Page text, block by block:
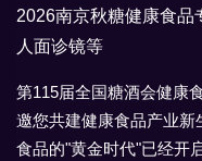
2026南京秋糖健康食品
人面诊镜等
第115届全国糖酒会健康
邀您共建健康食品产业
食品的"黄金时代"已经开